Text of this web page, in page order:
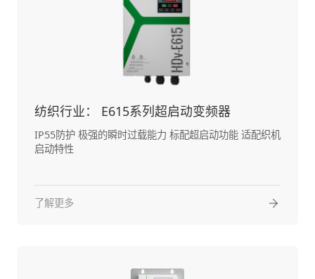
纺织行业： E615系列超启动变频器
IP55防护 极强的瞬时过载能力 标配超启动功能 适配织机
启动特性
了解更多